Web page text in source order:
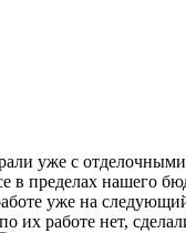
уже с
пределах нашего
уже на
их работе нет,